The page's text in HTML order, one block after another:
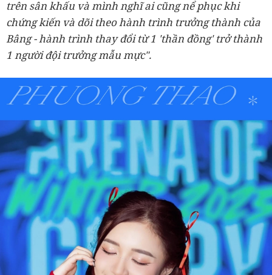
trên sân khấu và mình nghĩ ai cũng nể phục khi
chứng kiến và dõi theo hành trình trưởng thành của
Bâng - hành trình thay đổi từ 1 'thần đồng' trở thành
1 người đội trưởng mẫu mực".